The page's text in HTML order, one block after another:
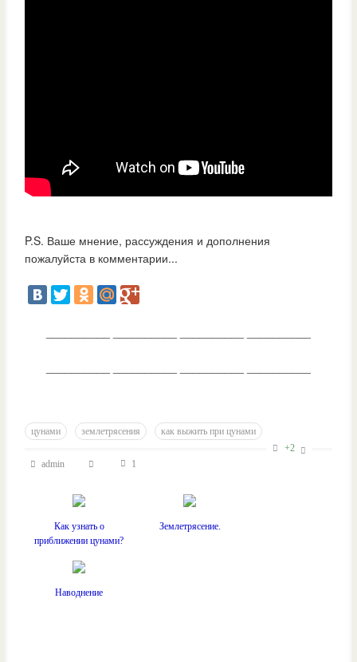
P.S. Ваше мнение, рассуждения и дополнения
пожалуйста в комментарии...
цунами землетрясения как выжить при цунами
admin 1
+2
Как узнать о
приближении цунами?
Землетрясение.
Наводнение